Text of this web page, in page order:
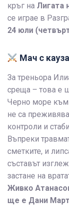
кръг на Лигата
се играе в
24 юли
Мач с
За треньора
среща – това е
Черно море към
не са
контроли и
Въпреки
сметките, и
съставът
застане на
Живко
ще е Дани